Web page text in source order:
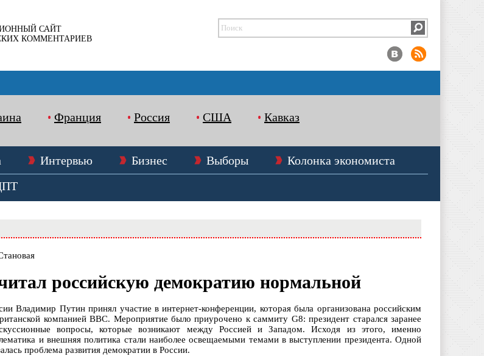
САЙТ
КОММЕНТАРИЕВ
Франция Россия США Кавказ
Интервью Бизнес Выборы
Колонка экономиста
российскую демократию нормальной
Владимир Путин принял участие в интернет-конференции, которая была организована российским
компанией BBC. Мероприятие было приурочено к саммиту G8: президент старался заранее
вопросы, которые возникают между Россией и Западом. Исходя из этого, именно
и внешняя политика стали наиболее освещаемыми темами в выступлении президента. Одной
проблема развития демократии в России.